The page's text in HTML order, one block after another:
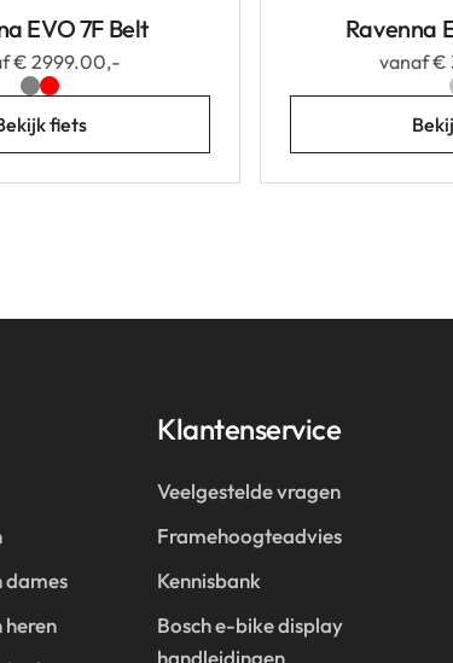
EVO 7F Belt
€ 2999.00,-
fiets
Ravenna
vanaf €
dames
heren
Klantenservice
Veelgestelde vragen
Framehoogteadvies
Kennisbank
Bosch e-bike display
handleidingen